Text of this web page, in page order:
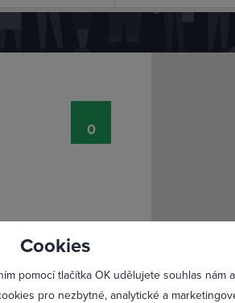
Cookies
pomocí tlačítka OK udělujete souhlas nám a
pro nezbytné, analytické a
0
Profesionální přístup k